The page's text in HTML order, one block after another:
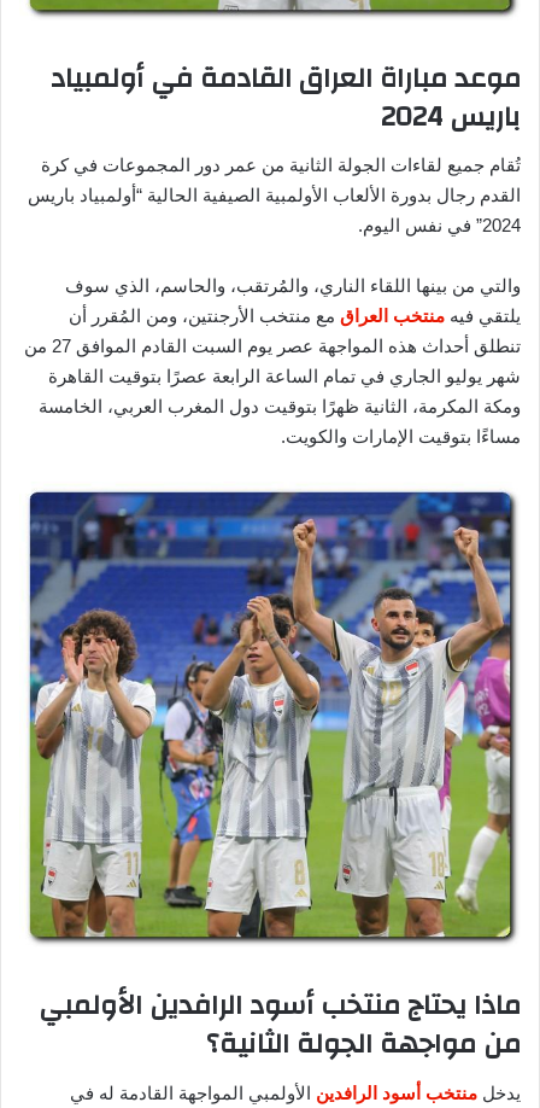
موعد مباراة العراق القادمة في أولمبياد
باريس 2024
تُقام جميع لقاءات الجولة الثانية من عمر دور المجموعات في كرة
القدم رجال بدورة الألعاب الأولمبية الصيفية الحالية “أولمبياد باريس
2024” في نفس اليوم.
والتي من بينها اللقاء الناري، والمُرتقب، والحاسم، الذي سوف
يلتقي فيه منتخب العراق مع منتخب الأرجنتين، ومن المُقرر أن
تنطلق أحداث هذه المواجهة عصر يوم السبت القادم الموافق 27 من
شهر يوليو الجاري في تمام الساعة الرابعة عصرًا بتوقيت القاهرة
ومكة المكرمة، الثانية ظهرًا بتوقيت دول المغرب العربي، الخامسة
مساءًا بتوقيت الإمارات والكويت.
ماذا يحتاج منتخب أسود الرافدين الأولمبي
من مواجهة الجولة الثانية؟
يدخل منتخب أسود الرافدين الأولمبي المواجهة القادمة له في